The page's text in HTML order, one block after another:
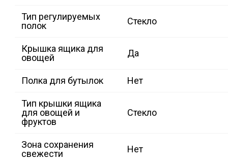
Тип регулируемых
полок
Стекло
Крышка ящика для
овощей
Да
Полка для бутылок Нет
Тип крышки ящика
для овощей и
фруктов
Стекло
Зона сохранения
свежести
Нет